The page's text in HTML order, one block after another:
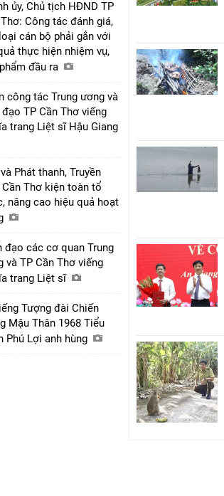
ủy, Chủ tịch HĐND TP
Công tác đánh giá,
cán bộ phải gắn với
thực hiện nhiệm vụ,
đầu ra
công tác Trung ương và
đạo TP Cần Thơ viếng
trang Liệt sĩ Hậu Giang
Phát thanh, Truyền
Cần Thơ kiện toàn tổ
nâng cao hiệu quả hoạt
đạo các cơ quan Trung
và TP Cần Thơ viếng
trang Liệt sĩ
Tượng đài Chiến
Mậu Thân 1968 Tiểu
Phú Lợi anh hùng